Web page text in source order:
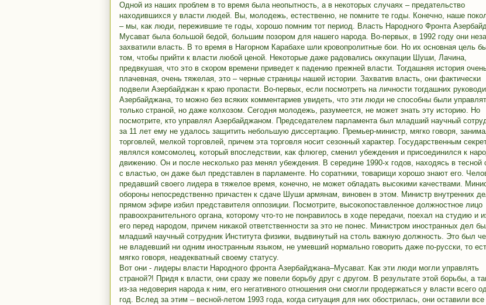
Одной из наших проблем в то время была неопытность, а в некоторых случаях – предательство
находившихся у власти людей. Вы, молодежь, естественно, не помните те годы. Конечно, наше
– мы, как люди, пережившие те годы, хорошо помним тот период. Власть Народного Фронта
Мусават была большой бедой, большим позором для нашего народа. Во-первых, в 1992 году они
захватили власть. В то время в Нагорном Карабахе шли кровопролитные бои. Но их основная цель
том, чтобы прийти к власти любой ценой. Некоторые даже радовались оккупации Шуши, Лачина,
предвкушая, что это в скором времени приведет к падению прежней власти. Тогдашняя история
плачевная, очень тяжелая, это – черные страницы нашей истории. Захватив власть, они фактически
подвели Азербайджан к краю пропасти. Во-первых, если посмотреть на личности тогдашних
Азербайджана, то можно без всяких комментариев увидеть, что эти люди не способны были
только страной, но даже колхозом. Сегодня молодежь, разумеется, не может знать эту историю. Но
посмотрите, кто управлял Азербайджаном. Председателем парламента был младший научный
за 11 лет ему не удалось защитить небольшую диссертацию. Премьер-министр, мягко говоря,
торговлей, мелкой торговлей, причем эта торговля носит сезонный характер. Государственным
являлся комсомолец, который впоследствии, как флюгер, сменил убеждения и присоединился к
движению. Он и после несколько раз менял убеждения. В середине 1990-х годов, находясь в тесной
с властью, он даже был представлен в парламенте. Но соратники, товарищи хорошо знают его.
предавший своего лидера в тяжелое время, конечно, не может обладать высокими качествами.
обороны непосредственно причастен к сдаче Шуши армянам, виновен в этом. Министр внутренних
прямом эфире избил представителя оппозиции. Посмотрите, высокопоставленное должностное лицо
правоохранительного органа, которому что-то не понравилось в ходе передачи, поехал на студию и
его перед народом, причем никакой ответственности за это не понес. Министром иностранных дел
младший научный сотрудник Института физики, выдвинутый на столь важную должность. Это был
не владевший ни одним иностранным языком, не умевший нормально говорить даже по-русски, то
мягко говоря, неадекватный своему статусу.
Вот они - лидеры власти Народного фронта Азербайджана–Мусават. Как эти люди могли управлять
страной?! Придя к власти, они сразу же повели борьбу друг с другом. В результате этой борьбы, а
из-за недоверия народа к ним, его негативного отношения они смогли продержаться у власти всего
год. Вслед за этим – весной-летом 1993 года, когда ситуация для них обострилась, они оставили все